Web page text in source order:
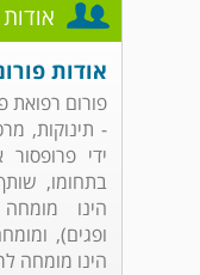
אודות
פורום רפואת
- תינוקות,
ידי
בתחומו,
הינו מומחה
ופגים),
הינו מומחה